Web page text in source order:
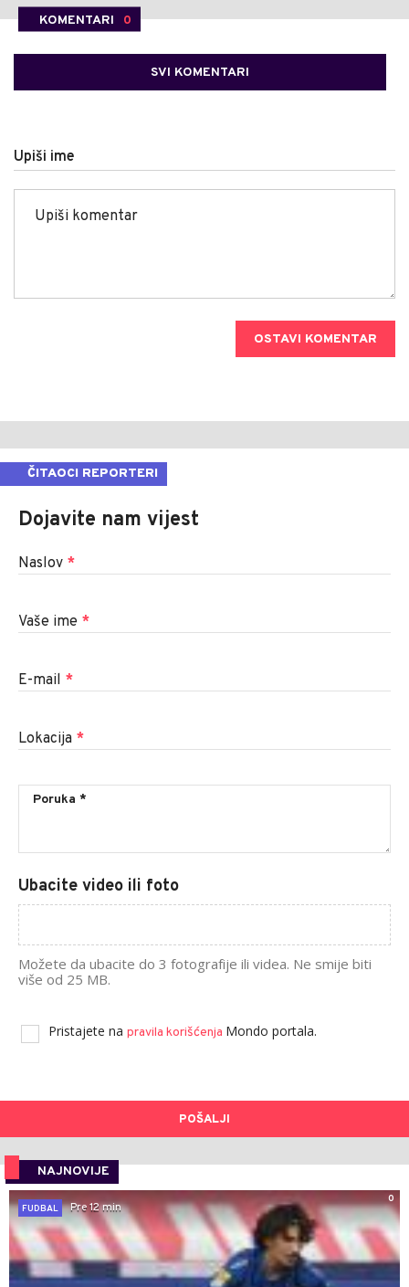
KOMENTARI 0
SVI KOMENTARI
Upiši ime
OSTAVI KOMENTAR
ČITAOCI REPORTERI
Dojavite nam vijest
Naslov *
Vaše ime *
E-mail *
Lokacija *
Ubacite video ili foto
Možete da ubacite do 3 fotografije ili videa. Ne smije biti
više od 25 MB.
Pristajete na pravila korišćenja Mondo portala.
POŠALJI
NAJNOVIJE
0
FUDBAL
Pre 12 min